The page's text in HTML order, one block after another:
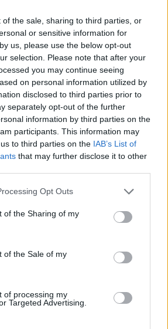
of the sale, sharing to third parties, or
or sensitive information for
us, please use the below opt-out
selection. Please note that after your
you may continue seeing
on personal information utilized by
disclosed to third parties prior to
separately opt-out of the further
information by third parties on the
participants. This information may
to third parties on the IAB’s List of
that may further disclose it to other
Opt Outs
of the Sharing of my
of the Sale of my
of processing my
Targeted Advertising.
Τα αποτελέσματα της
ψηφοφορίας για την ανάδειξη
των μελών της Πολιτικής
Επιτροπής της Ν.Δ.